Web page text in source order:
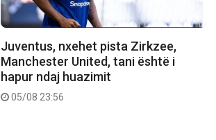
Juventus, nxehet pista Zirkzee,
Manchester United, tani është i
hapur ndaj huazimit
05/08 23:56